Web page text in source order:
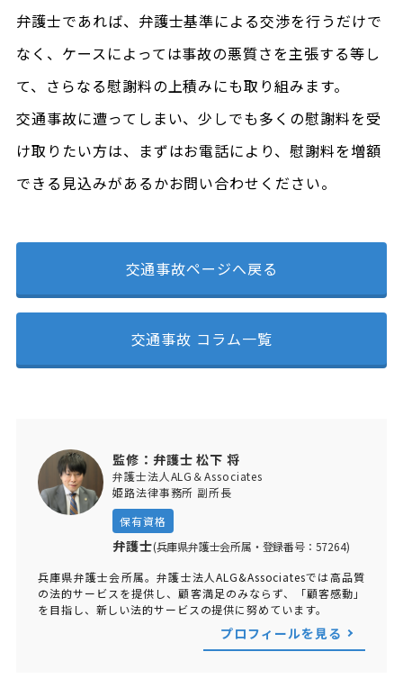
弁護士であれば、弁護士基準による交渉を行うだけで
なく、ケースによっては事故の悪質さを主張する等し
て、さらなる慰謝料の上積みにも取り組みます。
交通事故に遭ってしまい、少しでも多くの慰謝料を受
け取りたい方は、まずはお電話により、慰謝料を増額
できる見込みがあるかお問い合わせください。
交通事故ページへ戻る
交通事故 コラム一覧
監修：弁護士 松下 将
弁護士法人ALG＆Associates
姫路法律事務所 副所長
保有資格
弁護士(兵庫県弁護士会所属・登録番号：57264)
兵庫県弁護士会所属。弁護士法人ALG&Associatesでは高品質
の法的サービスを提供し、顧客満足のみならず、「顧客感動」
を目指し、新しい法的サービスの提供に努めています。
プロフィールを見る